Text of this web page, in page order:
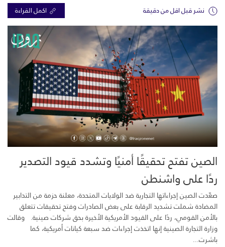
نشر قبل اقل من دقيقة اكمل القراءة
الصين تفتح تحقيقًا أمنيًا وتشدد قيود التصدير
ردًا على واشنطن
صعّدت الصين إجراءاتها التجارية ضد الولايات المتحدة، معلنة حزمة من التدابير
المضادة شملت تشديد الرقابة على بعض الصادرات وفتح تحقيقات تتعلق
بالأمن القومي، ردًا على القيود الأمريكية الأخيرة بحق شركات صينية. وقالت
وزارة التجارة الصينية إنها اتخذت إجراءات ضد سبعة كيانات أمريكية، كما
باشرت...